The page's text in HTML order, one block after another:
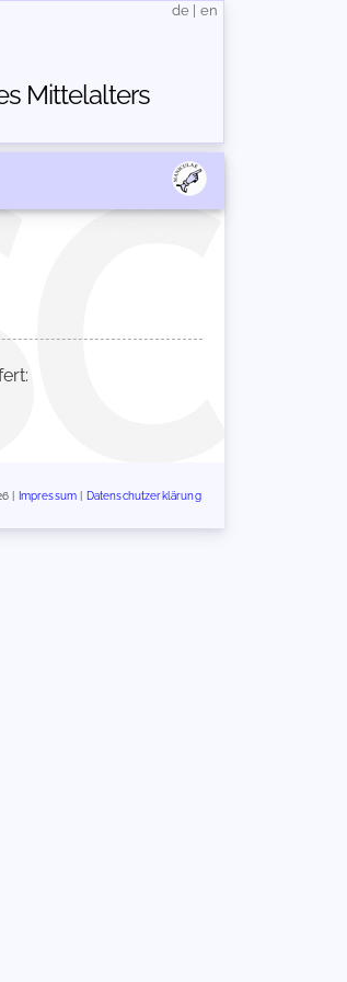
Mittelalters
de en
| Impressum Datenschutzerklärung